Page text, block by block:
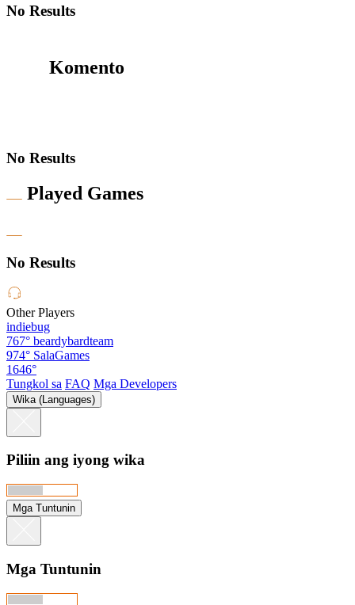
No Results
Komento
No Results
Played Games
No Results
Other Players
indiebug
767° beardybardteam
974° SalaGames
1646°
Tungkol sa FAQ Mga Developers
Wika (Languages)
Piliin ang iyong wika
Mga Tuntunin
Mga Tuntunin